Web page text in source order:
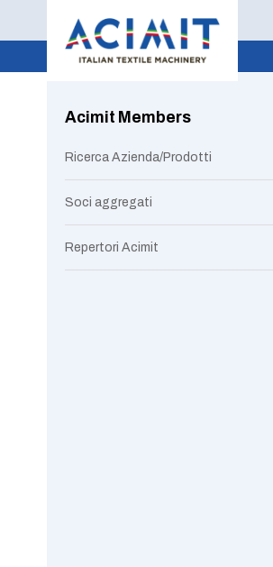
Acimit Members
Ricerca Azienda/Prodotti
Soci aggregati
Repertori Acimit